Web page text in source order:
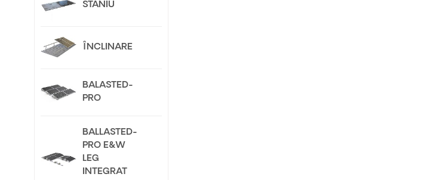
STANIU
ÎNCLINARE
BALASTED-
PRO
BALLASTED-
PRO E&W
LEG
INTEGRAT